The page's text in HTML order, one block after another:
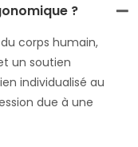
?
corps humain,
un soutien
individualisé au
due à une